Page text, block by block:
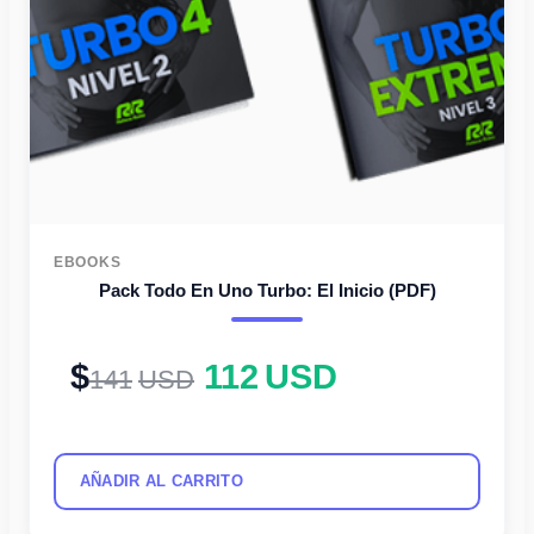
EBOOKS
Pack Todo En Uno Turbo: El Inicio (PDF)
141 USD 112 USD
AÑADIR AL CARRITO